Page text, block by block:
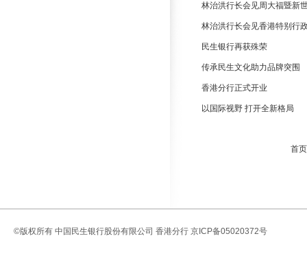
林治洪行长会见周大福暨新
林治洪行长会见香港特别行
民生银行再获殊荣
传承民生文化助力品牌突围
香港分行正式开业
以国际视野 打开全新格局
首页
©版权所有 中国民生银行股份有限公司 香港分行 京ICP备05020372号